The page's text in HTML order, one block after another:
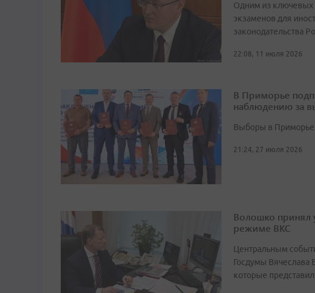
Одним из ключевых
экзаменов для
законодательства
22:08, 11 июля 2026
В Приморье
наблюдению за
Выборы в Приморье
21:24, 27 июля 2026
Волошко принял
режиме ВКС
Центральным
Госдумы Вячеслава
которые